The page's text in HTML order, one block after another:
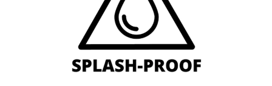
to trackers that are not disclosed to the
visitor. The website owner needs to setup
the site with their CMP to add this content
to the list of technologies used.
Powered by Usercentrics Consent